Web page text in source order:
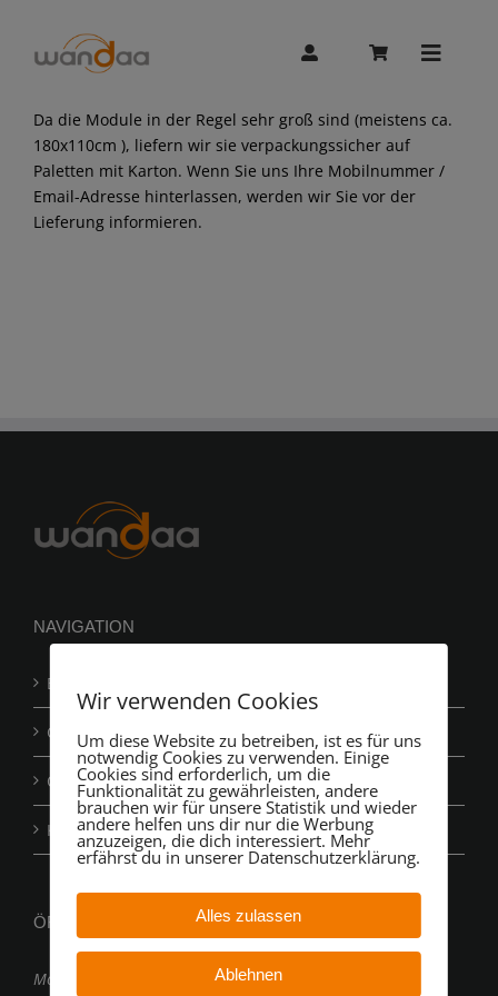
content
Toggle
AI Chat
Da die Module in der Regel sehr groß sind (meistens ca.
180x110cm ), liefern wir sie verpackungssicher auf
Paletten mit Karton. Wenn Sie uns Ihre Mobilnummer /
Email-Adresse hinterlassen, werden wir Sie vor der
Lieferung informieren.
NAVIGATION
Balkonkraftwerk Photovoltaik
Gartenkraftwerk Photovoltaik
Carportkraftwerk Photovoltaik
Kontakt
ÖFFNUNGSZEITEN
Montag – Freitag:
Wir verwenden Cookies
Um diese Website zu betreiben, ist es für uns
notwendig Cookies zu verwenden. Einige
Cookies sind erforderlich, um die
Funktionalität zu gewährleisten, andere
brauchen wir für unsere Statistik und wieder
andere helfen uns dir nur die Werbung
anzuzeigen, die dich interessiert. Mehr
erfährst du in unserer Datenschutzerklärung.
Alles zulassen
Ablehnen